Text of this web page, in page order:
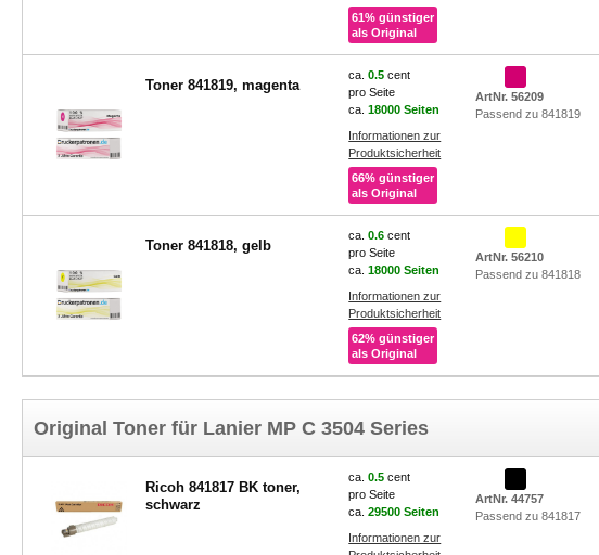
61% günstiger
als Original
Toner 841819, magenta
ca.0.5cent
pro Seite
ca.18000 Seiten
Informationen zur
Produktsicherheit
66% günstiger
als Original
ArtNr. 56209
Passend zu 841819
Toner 841818, gelb
ca.0.6cent
pro Seite
ca.18000 Seiten
Informationen zur
Produktsicherheit
62% günstiger
als Original
ArtNr. 56210
Passend zu 841818
Original Toner für Lanier MP C 3504 Series
Ricoh 841817 BK toner,
schwarz
ca.0.5cent
pro Seite
ca.29500 Seiten
Informationen zur
ArtNr. 44757
Passend zu 841817